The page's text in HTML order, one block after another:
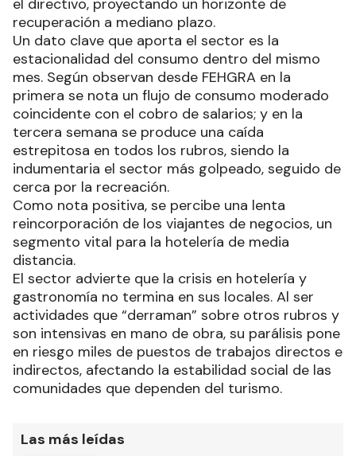
el directivo, proyectando un horizonte de
recuperación a mediano plazo.
Un dato clave que aporta el sector es la
estacionalidad del consumo dentro del mismo
mes. Según observan desde FEHGRA en la
primera se nota un flujo de consumo moderado
coincidente con el cobro de salarios; y en la
tercera semana se produce una caída
estrepitosa en todos los rubros, siendo la
indumentaria el sector más golpeado, seguido de
cerca por la recreación.
Como nota positiva, se percibe una lenta
reincorporación de los viajantes de negocios, un
segmento vital para la hotelería de media
distancia.
El sector advierte que la crisis en hotelería y
gastronomía no termina en sus locales. Al ser
actividades que “derraman” sobre otros rubros y
son intensivas en mano de obra, su parálisis pone
en riesgo miles de puestos de trabajos directos e
indirectos, afectando la estabilidad social de las
comunidades que dependen del turismo.
Las más leídas